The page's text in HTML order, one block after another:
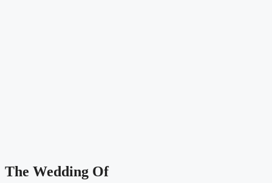
The Wedding Of